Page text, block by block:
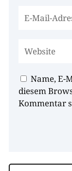
Name, E-
diesem
Kommentar